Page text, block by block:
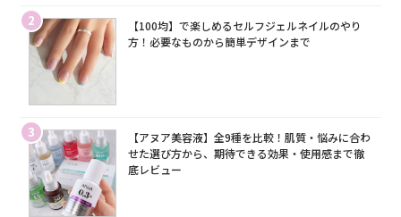
2
【100均】で楽しめるセルフジェルネイルのやり
方！必要なものから簡単デザインまで
3
【アヌア美容液】全9種を比較！肌質・悩みに合わ
せた選び方から、期待できる効果・使用感まで徹
底レビュー